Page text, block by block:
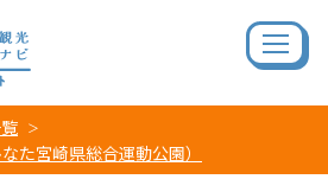
た宮崎県総合運動公園）